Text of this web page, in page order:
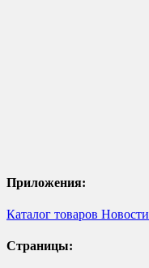
Приложения:
Каталог товаров Новости
Страницы: